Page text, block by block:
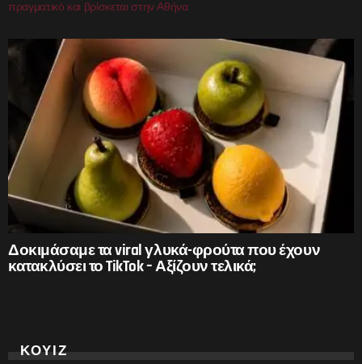
πραγματικό και βρίσκεται στην Αθήνα
Δοκιμάσαμε τα viral γλυκά-φρούτα που έχουν
κατακλύσει το TikTok – Αξίζουν τελικά;
ΚΟΥΙΖ